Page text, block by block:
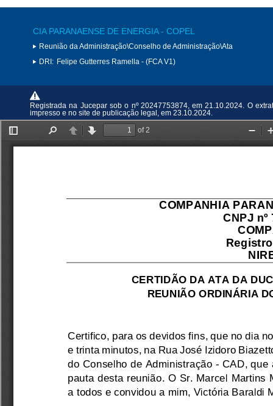
CIA PARANAENSE DE ENERGIA - COPEL
Reunião da Administração\Conselho de Administração\Ata
DRI: Felipe Gutterres Ramella - (FCA V1)
Registrada na Jucepar sob o nº 20247753874, em 21.10.2024. O
impresso e no site de publicação legal, em 23.10.2024.